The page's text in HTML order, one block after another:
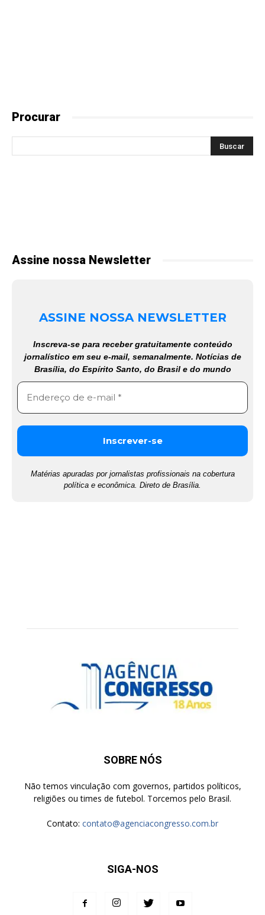
Procurar
Assine nossa Newsletter
ASSINE NOSSA NEWSLETTER
Inscreva-se para receber gratuitamente conteúdo
jornalístico em seu e-mail, semanalmente. Notícias de
Brasília, do Espírito Santo, do Brasil e do mundo
Matérias apuradas por jornalistas profissionais na cobertura
política e econômica. Direto de Brasília.
SOBRE NÓS
Não temos vinculação com governos, partidos políticos,
religiões ou times de futebol. Torcemos pelo Brasil.
Contato: contato@agenciacongresso.com.br
SIGA-NOS